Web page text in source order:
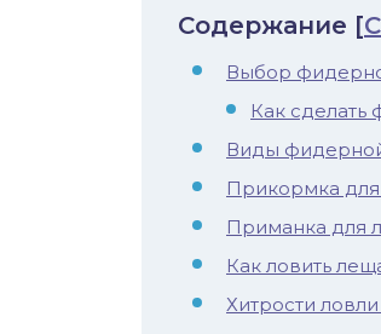
Содержание [
Выбор
Как сделать
Виды фидерной
Прикормка
Приманка для
Как ловить
Хитрости